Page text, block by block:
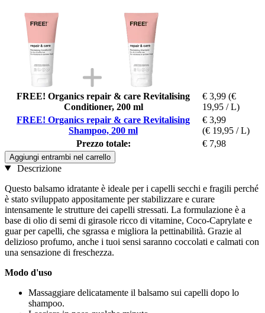
FREE! Organics repair & care Revitalising
Conditioner, 200 ml
€ 3,99 (€
19,95 / L)
FREE! Organics repair & care Revitalising
Shampoo, 200 ml
€ 3,99
(€ 19,95 / L)
Prezzo totale:
€ 7,98
Aggiungi entrambi nel carrello
Descrizione
Questo balsamo idratante è ideale per i capelli secchi e fragili perché
è stato sviluppato appositamente per stabilizzare e curare
intensamente le strutture dei capelli stressati. La formulazione è a
base di olio di semi di girasole ricco di vitamine, Coco-Caprylate e
guar per capelli, che sgrassa e migliora la pettinabilità. Grazie al
delizioso profumo, anche i tuoi sensi saranno coccolati e calmati con
una sensazione di freschezza.
Modo d'uso
Massaggiare delicatamente il balsamo sui capelli dopo lo
shampoo.